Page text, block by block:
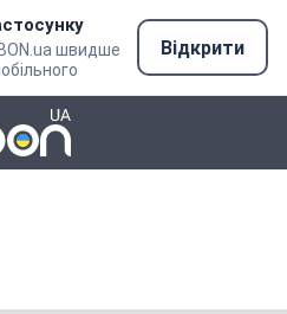
швидше
Відкрити